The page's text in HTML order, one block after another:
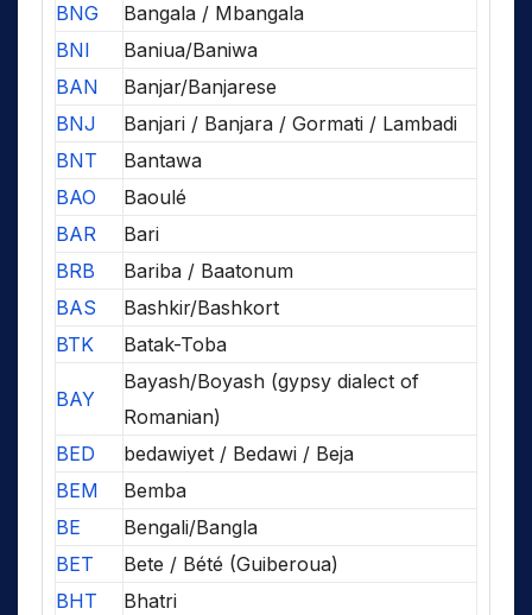
BNG
Bangala / Mbangala
BNI
Baniua/Baniwa
BAN
Banjar/Banjarese
BNJ
Banjari / Banjara / Gormati / Lambadi
BNT
Bantawa
BAO
Baoulé
BAR
Bari
BRB
Bariba / Baatonum
BAS
Bashkir/Bashkort
BTK
Batak-Toba
BAY
Bayash/Boyash (gypsy dialect of
Romanian)
BED
bedawiyet / Bedawi / Beja
BEM
Bemba
BE
Bengali/Bangla
BET
Bete / Bété (Guiberoua)
BHT
Bhatri